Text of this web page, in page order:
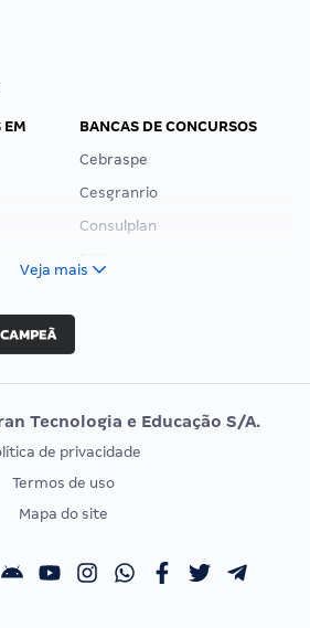
EM
BANCAS DE CONCURSOS
Cebraspe
Cesgranrio
Consulplan
Vunesp
EXAME DE ORDEM
Calendário OAB
Veja mais
Tecnologia e Educação S/A.
de privacidade
Termos de uso
Mapa do site